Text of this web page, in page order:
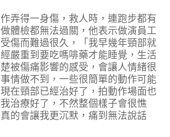
弄得一身傷，救人時，連跑步都有
體檢都無法過關，他表示做演員工
傷而難過很久，「我早幾年頸部就
嚴重到要吃嗎啡藥才能睡覺，生活
被傷痛影響的感受，會讓人情緒很
情做不到，一些很簡單的動作可能
在頸部已經治好了，拍動作場面也
治療好了，不然整個樣子會很憔
的會讓我更沉默，痛到無法說話